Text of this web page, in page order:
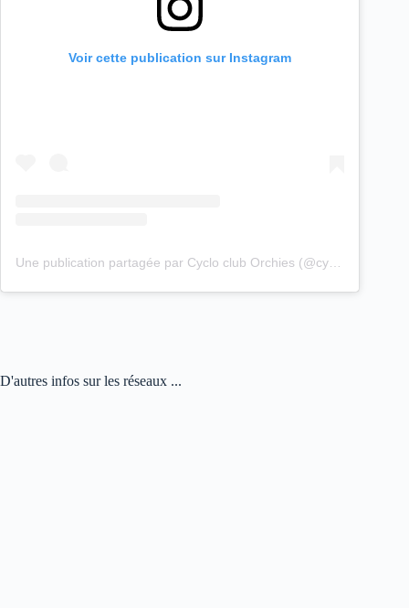
Voir cette publication sur Instagram
D'autres infos sur les réseaux ...